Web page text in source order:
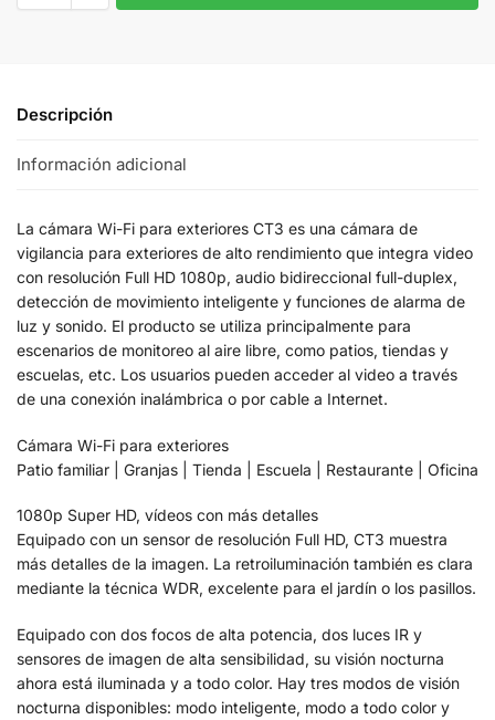
Descripción
Información adicional
La cámara Wi-Fi para exteriores CT3 es una cámara de
vigilancia para exteriores de alto rendimiento que integra video
con resolución Full HD 1080p, audio bidireccional full-duplex,
detección de movimiento inteligente y funciones de alarma de
luz y sonido. El producto se utiliza principalmente para
escenarios de monitoreo al aire libre, como patios, tiendas y
escuelas, etc. Los usuarios pueden acceder al video a través
de una conexión inalámbrica o por cable a Internet.
Cámara Wi-Fi para exteriores
Patio familiar | Granjas | Tienda | Escuela | Restaurante | Oficina
1080p Super HD, vídeos con más detalles
Equipado con un sensor de resolución Full HD, CT3 muestra
más detalles de la imagen. La retroiluminación también es clara
mediante la técnica WDR, excelente para el jardín o los pasillos.
Equipado con dos focos de alta potencia, dos luces IR y
sensores de imagen de alta sensibilidad, su visión nocturna
ahora está iluminada y a todo color. Hay tres modos de visión
nocturna disponibles: modo inteligente, modo a todo color y